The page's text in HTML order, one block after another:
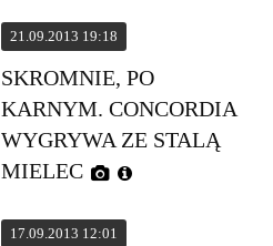
21.09.2013 19:18
SKROMNIE, PO
KARNYM. CONCORDIA
WYGRYWA ZE STALĄ
MIELEC
17.09.2013 12:01